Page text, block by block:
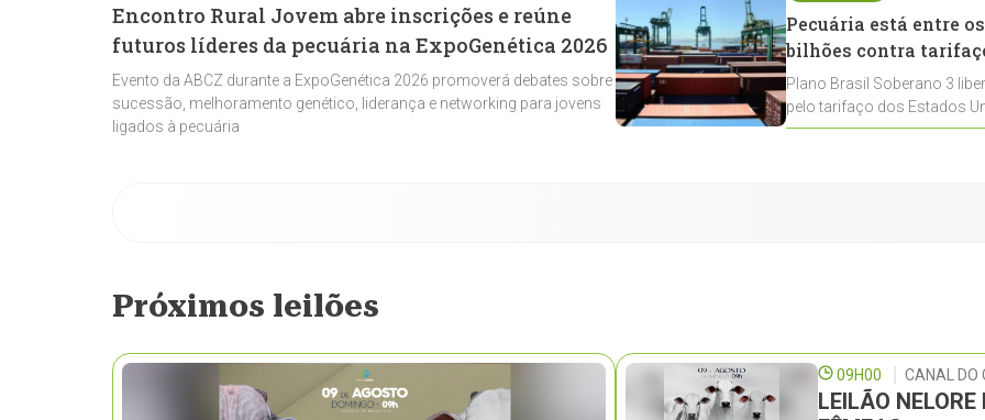
Encontro Rural Jovem abre inscrições e reúne
futuros líderes da pecuária na ExpoGenética 2026
Evento da ABCZ durante a ExpoGenética 2026 promoverá debates sobre
sucessão, melhoramento genético, liderança e networking para jovens
ligados à pecuária
Pecuária está entre
bilhões contra
Plano Brasil Soberano 3
pelo tarifaço dos Estados
contemplados
Próximos leilões
09H00 CANAL DO
LEILÃO